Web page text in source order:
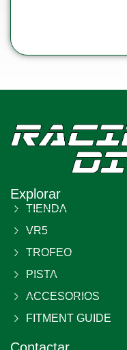
Explorar
TIENDA
VR5
TROFEO
PISTA
ACCESORIOS
FITMENT GUIDE